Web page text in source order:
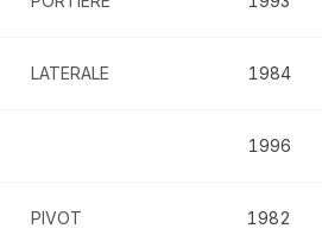
LATERALE 1984
1996
PIVOT 1982